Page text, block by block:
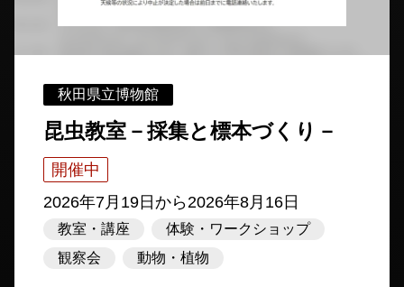
秋田県立博物館
昆虫教室－採集と標本づくり－
開催中
2026年7月19日から2026年8月16日
教室・講座
体験・ワークショップ
観察会
動物・植物